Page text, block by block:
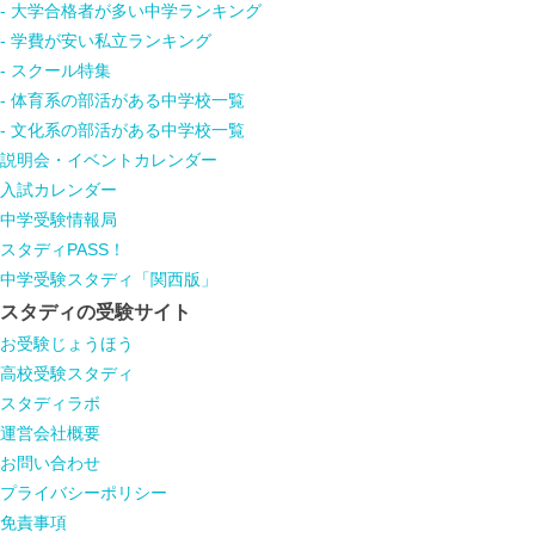
- 大学合格者が多い中学ランキング
- 学費が安い私立ランキング
- スクール特集
- 体育系の部活がある中学校一覧
- 文化系の部活がある中学校一覧
説明会・イベントカレンダー
入試カレンダー
中学受験情報局
スタディPASS！
中学受験スタディ「関西版」
スタディの受験サイト
お受験じょうほう
高校受験スタディ
スタディラボ
運営会社概要
お問い合わせ
プライバシーポリシー
免責事項